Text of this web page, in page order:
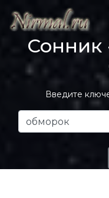
Сонник
Введите